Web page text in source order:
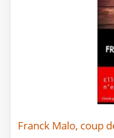
Franck Malo, coup